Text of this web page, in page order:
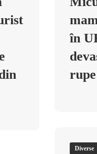
în
Diverse